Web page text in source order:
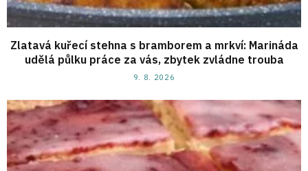
Zlatavá kuřecí stehna s bramborem a mrkví: Marináda
udělá půlku práce za vás, zbytek zvládne trouba
9. 8. 2026